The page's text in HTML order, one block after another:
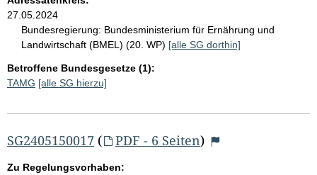
27.05.2024
Bundesregierung: Bundesministerium für Ernährung und
Landwirtschaft (BMEL) (20. WP) [alle SG dorthin]
Betroffene Bundesgesetze (1):
TAMG [alle SG hierzu]
SG2405150017 ( PDF - 6 Seiten)
Zu Regelungsvorhaben: